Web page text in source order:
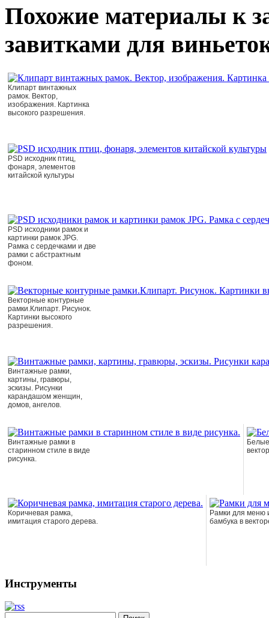
Похожие материалы к
завитками для
Клипарт винтажных
рамок. Вектор,
изображения. Картинка
высокого разрешения.
PSD исходник птиц,
фонаря, элементов
китайской культуры
PSD исходники рамок и
картинки рамок JPG.
Рамка с сердечками и две
рамки с абстрактным
фоном.
Векторные контурные
рамки.Клипарт. Рисунок.
Картинки высокого
разрешения.
Винтажные рамки,
картины, гравюры,
эскизы. Рисунки
карандашом женщин,
домов, ангелов.
Винтажные рамки в
старинном стиле в виде
рисунка.
Коричневая рамка,
имитация старого дерева.
Рамки для меню
бамбука в
Инструменты